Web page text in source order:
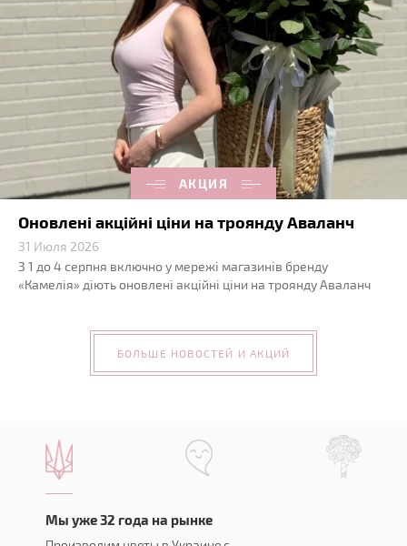
АКЦИЯ
Оновлені акційні ціни на троянду Аваланч
31 Июля 2026
З 1 до 4 серпня включно у мережі магазинів бренду
«Камелія» діють оновлені акційні ціни на троянду Аваланч
БОЛЬШЕ НОВОСТЕЙ И АКЦИЙ
Мы уже 32 года на рынке